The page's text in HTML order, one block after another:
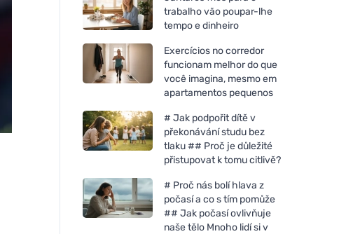
trabalho vão poupar-lhe
tempo e dinheiro
Exercícios no corredor
funcionam melhor do que
você imagina, mesmo em
apartamentos pequenos
# Jak podpořit dítě v
překonávání studu bez
tlaku ## Proč je důležité
přistupovat k tomu citlivě?
# Proč nás bolí hlava z
počasí a co s tím pomůže
## Jak počasí ovlivňuje
naše tělo Mnoho lidí si v